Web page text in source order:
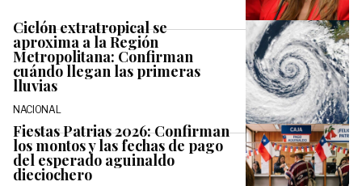
Ciclón extratropical se
aproxima a la Región
Metropolitana: Confirman
cuándo llegan las primeras
lluvias
NACIONAL
Fiestas Patrias 2026: Confirman
los montos y las fechas de pago
del esperado aguinaldo
dieciochero